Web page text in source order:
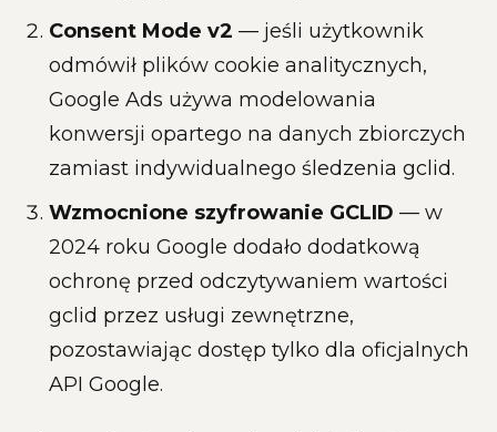
Consent Mode v2 — jeśli użytkownik
odmówił plików cookie analitycznych,
Google Ads używa modelowania
konwersji opartego na danych zbiorczych
zamiast indywidualnego śledzenia gclid.
Wzmocnione szyfrowanie GCLID — w
2024 roku Google dodało dodatkową
ochronę przed odczytywaniem wartości
gclid przez usługi zewnętrzne,
pozostawiając dostęp tylko dla oficjalnych
API Google.